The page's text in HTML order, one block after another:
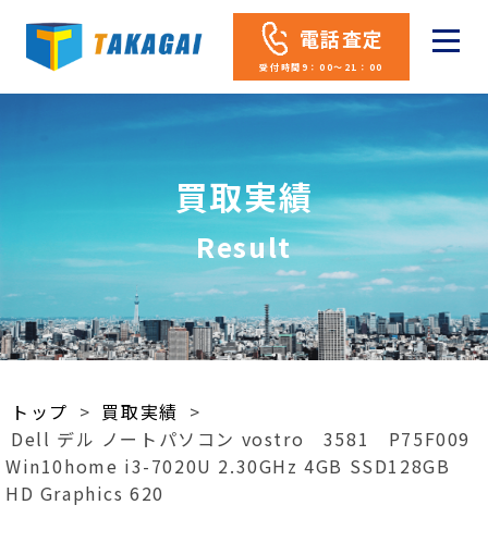
電話査定
受付時間9：00～21：00
買取実績
Result
トップ > 買取実績 >
Dell デル ノートパソコン vostro 3581 P75F009
Win10home i3-7020U 2.30GHz 4GB SSD128GB
HD Graphics 620